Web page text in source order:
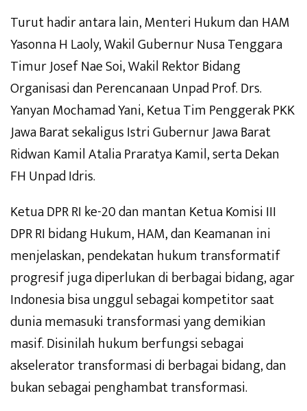
Turut hadir antara lain, Menteri Hukum dan HAM
Yasonna H Laoly, Wakil Gubernur Nusa Tenggara
Timur Josef Nae Soi, Wakil Rektor Bidang
Organisasi dan Perencanaan Unpad Prof. Drs.
Yanyan Mochamad Yani, Ketua Tim Penggerak PKK
Jawa Barat sekaligus Istri Gubernur Jawa Barat
Ridwan Kamil Atalia Praratya Kamil, serta Dekan
FH Unpad Idris.
Ketua DPR RI ke-20 dan mantan Ketua Komisi III
DPR RI bidang Hukum, HAM, dan Keamanan ini
menjelaskan, pendekatan hukum transformatif
progresif juga diperlukan di berbagai bidang, agar
Indonesia bisa unggul sebagai kompetitor saat
dunia memasuki transformasi yang demikian
masif. Disinilah hukum berfungsi sebagai
akselerator transformasi di berbagai bidang, dan
bukan sebagai penghambat transformasi.